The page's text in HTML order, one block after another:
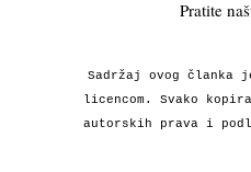
Pratite
Sadržaj ovog članka
licencom. Svako
autorskih prava i